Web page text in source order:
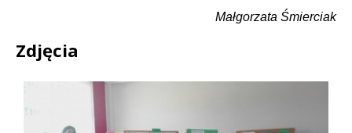
Małgorzata Śmierciak
Zdjęcia